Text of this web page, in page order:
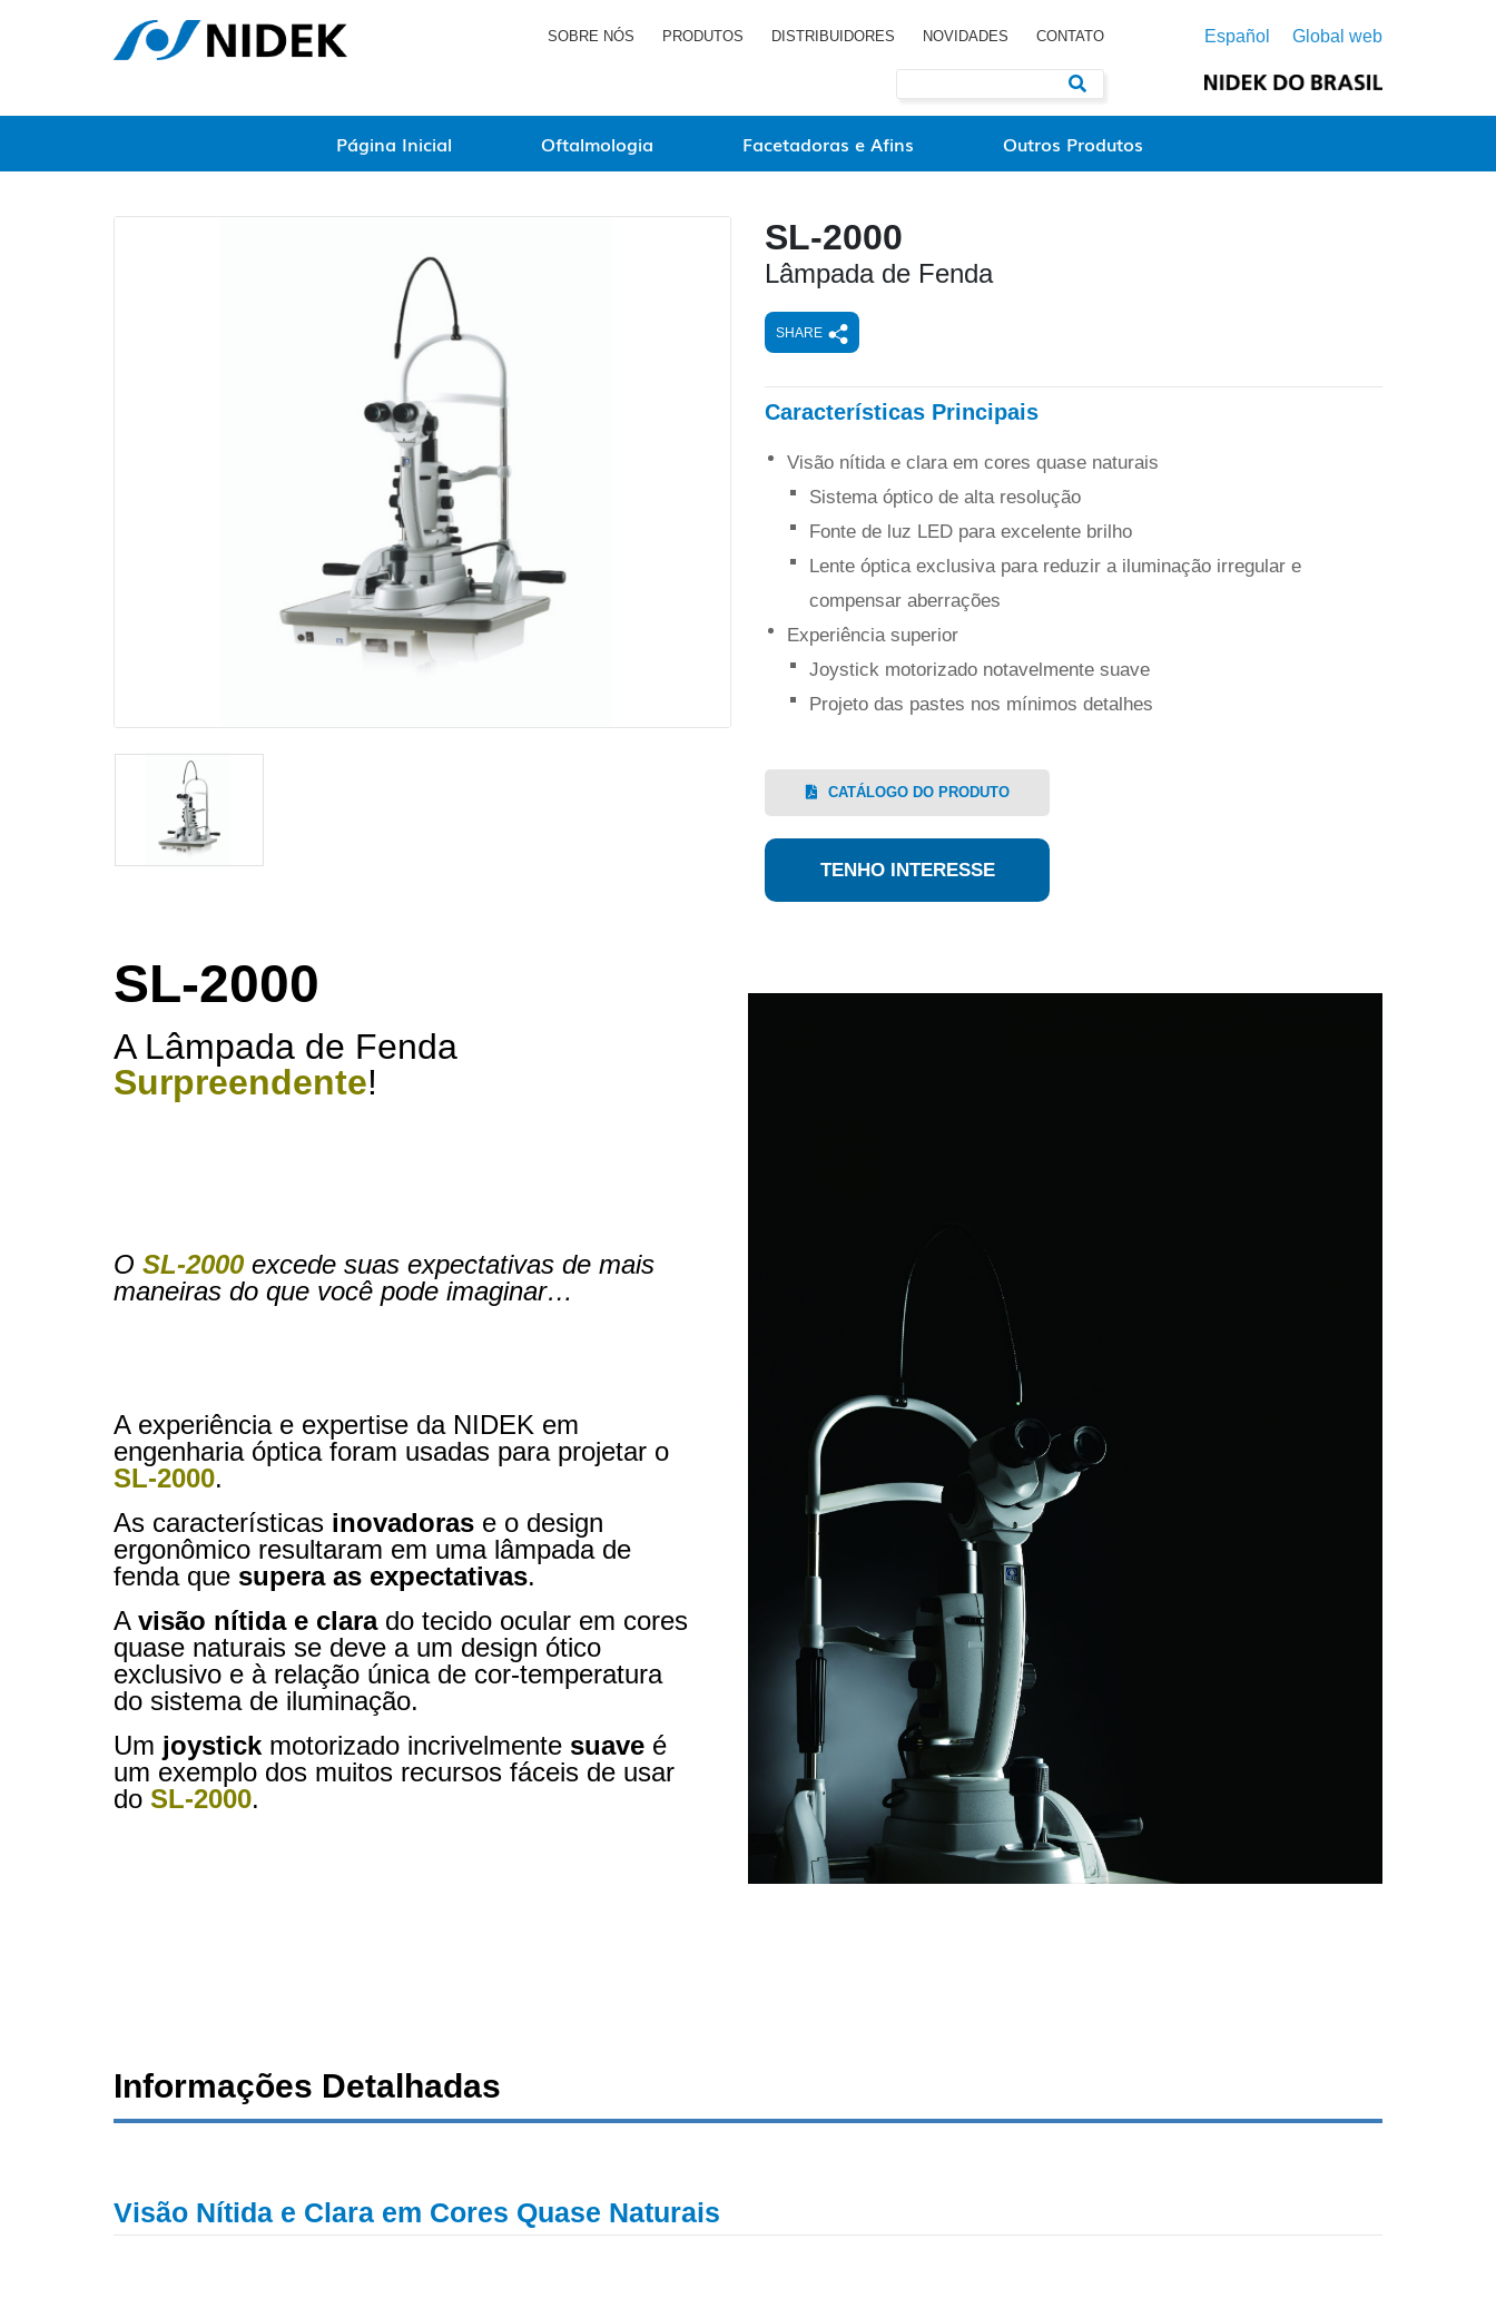
SOBRE NÓS PRODUTOS DISTRIBUIDORES NOVIDADES CONTATO Español Global web
Página Inicial Oftalmologia Facetadoras e Afins Outros Produtos
SL-2000
Lâmpada de Fenda
SHARE
Características Principais
Visão nítida e clara em cores quase naturais
Sistema óptico de alta resolução
Fonte de luz LED para excelente brilho
Lente óptica exclusiva para reduzir a iluminação irregular e
compensar aberrações
Experiência superior
Joystick motorizado notavelmente suave
Projeto das pastes nos mínimos detalhes
CATÁLOGO DO PRODUTO
TENHO INTERESSE
SL-2000
A Lâmpada de Fenda
Surpreendente!
O SL-2000 excede suas expectativas de mais
maneiras do que você pode imaginar…
A experiência e expertise da NIDEK em
engenharia óptica foram usadas para projetar o
SL-2000.
As características inovadoras e o design
ergonômico resultaram em uma lâmpada de
fenda que supera as expectativas.
A visão nítida e clarado tecido ocular em cores
quase naturais se deve a um design ótico
exclusivo e à relação única de cor-temperatura
do sistema de iluminação.
Um joystick motorizado incrivelmente suave é
um exemplo dos muitos recursos fáceis de usar
do SL-2000.
Informações Detalhadas
Visão Nítida e Clara em Cores Quase Naturais